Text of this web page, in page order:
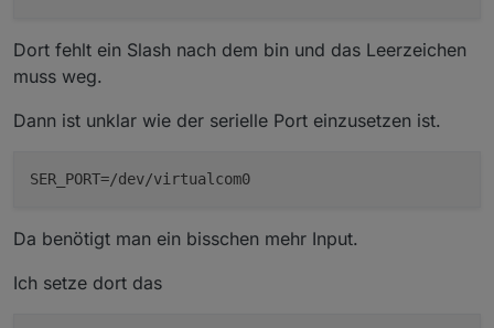
Dort fehlt ein Slash nach dem bin und das Leerzeichen
muss weg.
Dann ist unklar wie der serielle Port einzusetzen ist.
SER_PORT
Da benötigt man ein bisschen mehr Input.
Ich setze dort das